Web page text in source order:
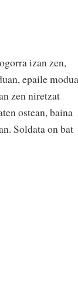
izan zen,
epaile
zen niretzat
ostean, baina
Soldata on bat